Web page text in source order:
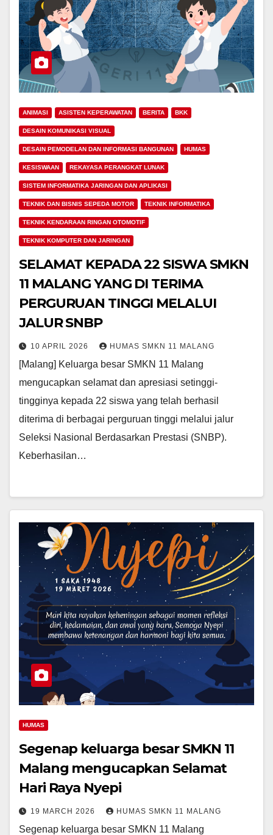
ANIMASI ASISTEN KEPERAWATAN BERITA BKK
DESAIN KOMUNIKASI VISUAL
DESAIN PEMODELAN DAN INFORMASI BANGUNAN HUMAS
KESISWAAN REKAYASA PERANGKAT LUNAK
SISTEM INFORMATIKA JARINGAN DAN APLIKASI
TEKNIK DAN BISNIS SEPEDA MOTOR TEKNIK INFORMATIKA
TEKNIK KENDARAAN RINGAN OTOMOTIF
TEKNIK KOMPUTER DAN JARINGAN
SELAMAT KEPADA 22 SISWA SMKN
11 MALANG YANG DI TERIMA
PERGURUAN TINGGI MELALUI
JALUR SNBP
10 APRIL 2026 HUMAS SMKN 11 MALANG
[Malang] Keluarga besar SMKN 11 Malang
mengucapkan selamat dan apresiasi setinggi-
tingginya kepada 22 siswa yang telah berhasil
diterima di berbagai perguruan tinggi melalui jalur
Seleksi Nasional Berdasarkan Prestasi (SNBP).
Keberhasilan…
HUMAS
Segenap keluarga besar SMKN 11
Malang mengucapkan Selamat
Hari Raya Nyepi
19 MARCH 2026 HUMAS SMKN 11 MALANG
Segenap keluarga besar SMKN 11 Malang